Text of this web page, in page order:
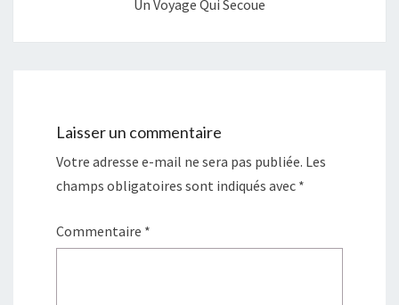
Un Voyage Qui Secoue
Laisser un commentaire
Votre adresse e-mail ne sera pas publiée. Les
champs obligatoires sont indiqués avec *
Commentaire *